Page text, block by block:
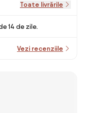
Toate livrările
14 de zile.
Vezi recenziile